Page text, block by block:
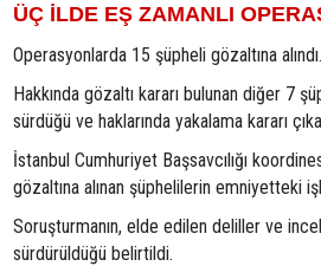
ÜÇ İLDE EŞ ZAMANLI
Operasyonlarda 15 şüpheli gözaltına alındı.
Hakkında gözaltı kararı bulunan diğer 7
sürdüğü ve haklarında yakalama kararı
İstanbul Cumhuriyet Başsavcılığı
gözaltına alınan şüphelilerin emniyetteki
Soruşturmanın, elde edilen deliller ve
sürdürüldüğü belirtildi.